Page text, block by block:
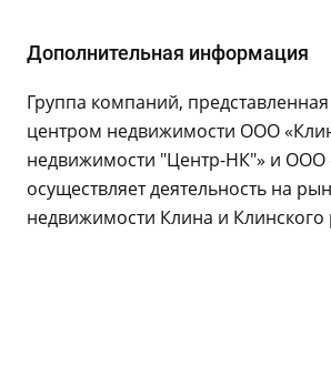
Дополнительная информация
Группа компаний,
центром недвижимости ООО
недвижимости "Центр-НК"» и ООО
осуществляет деятельность на
недвижимости Клина и Клинского